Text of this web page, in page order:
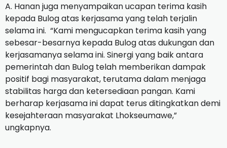
A. Hanan juga menyampaikan ucapan terima kasih
kepada Bulog atas kerjasama yang telah terjalin
selama ini. “Kami mengucapkan terima kasih yang
sebesar-besarnya kepada Bulog atas dukungan dan
kerjasamanya selama ini. Sinergi yang baik antara
pemerintah dan Bulog telah memberikan dampak
positif bagi masyarakat, terutama dalam menjaga
stabilitas harga dan ketersediaan pangan. Kami
berharap kerjasama ini dapat terus ditingkatkan demi
kesejahteraan masyarakat Lhokseumawe,”
ungkapnya.